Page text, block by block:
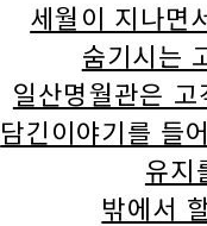
세월이 지나면
숨기시는
일산명월관은 고
담긴이야기를 들
유지
밖에서